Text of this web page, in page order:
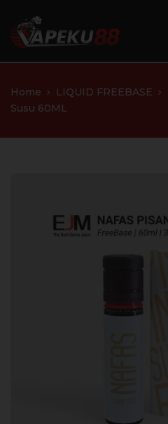
Home LIQUID FREEBASE
Susu 60ML